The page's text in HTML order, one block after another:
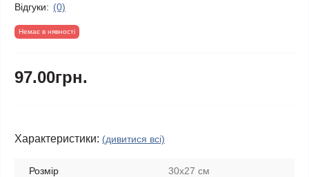
Відгуки: (0)
Немає в нявності
97.00грн.
Характеристики: (дивитися всі)
Розмір 30х27 см